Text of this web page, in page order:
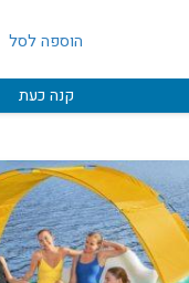
הוספה לסל
קנה כעת